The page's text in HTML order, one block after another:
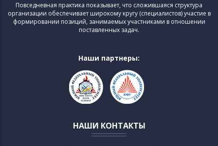
Повседневная практика показывает, что сложившаяся структура
организации обеспечивает широкому кругу (специалистов) участие в
формировании позиций, занимаемых участниками в отношении
поставленных задач.
Наши партнеры:
НАШИ КОНТАКТЫ